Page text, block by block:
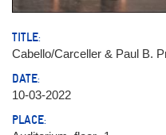
TITLE:
Cabello/Carceller & Paul B.
DATE:
10-03-2022
PLACE: